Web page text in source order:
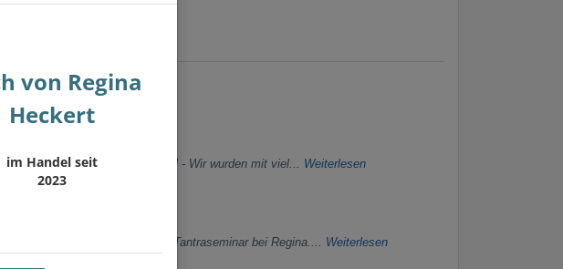
Seminar trägt zurecht diesen Titel - Wir wurden mit viel... Weiterlesen
Jahren war ich wieder auf einem Tantraseminar bei Regina.... Weiterlesen
von Regina
Heckert
im Handel seit
2023